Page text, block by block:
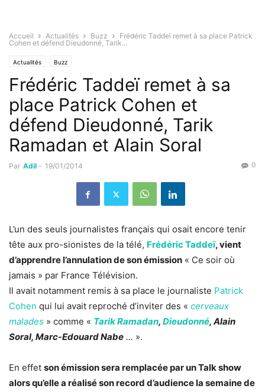
Accueil Actualités Buzz
Frédéric Taddeï remet à sa place Patrick
Cohen et défend Dieudonné, Tarik...
Actualités Buzz
Frédéric Taddeï remet à sa
place Patrick Cohen et
défend Dieudonné, Tarik
Ramadan et Alain Soral
Par Adil - 19/01/2014 0
L’un des seuls journalistes français qui osait encore tenir
tête aux pro-sionistes de la télé, Frédéric Taddeï, vient
d’apprendre l’annulation de son émission « Ce soir où
jamais » par France Télévision.
Il avait notamment remis à sa place le journaliste Patrick
Cohen qui lui avait reproché d’inviter des « cerveaux
malades » comme « Tarik Ramadan, Dieudonné, Alain
Soral, Marc-Edouard Nabe … ».
En effet son émission sera remplacée par un Talk show
alors qu’elle a réalisé son record d’audience la semaine de